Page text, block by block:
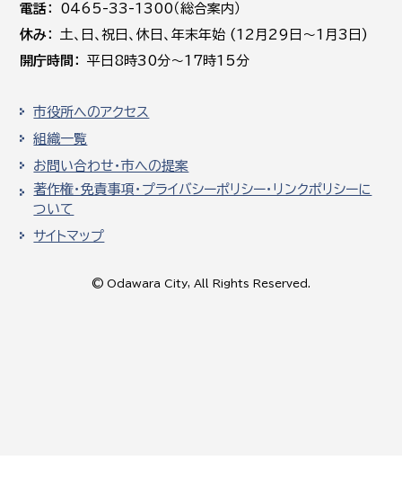
電話
0465-33-1300（総合案内）
休み
土､日､祝日、休日、年末年始 (12月29日～1月3日)
開庁時間
平日8時30分～17時15分
市役所へのアクセス
組織一覧
お問い合わせ・市への提案
著作権・免責事項・プライバシーポリシー・リンクポリシーに
ついて
サイトマップ
© Odawara City, All Rights Reserved.